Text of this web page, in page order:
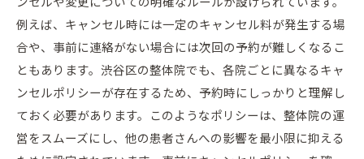
ンセルや変更についての明確なルールが設けられています。
例えば、キャンセル時には一定のキャンセル料が発生する場
合や、事前に連絡がない場合には次回の予約が難しくなるこ
ともあります。渋谷区の整体院でも、各院ごとに異なるキャ
ンセルポリシーが存在するため、予約時にしっかりと理解し
ておく必要があります。このようなポリシーは、整体院の運
営をスムーズにし、他の患者さんへの影響を最小限に抑える